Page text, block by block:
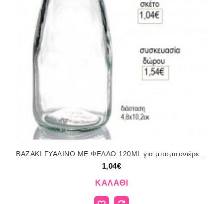
1,04€
ΚΑΛΆΘΙ